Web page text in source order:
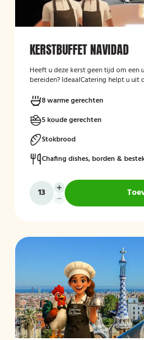
KERSTBUFFET NAVIDAD
Heeft u deze kerst geen tijd om
bereiden? IdeaalCatering helpt u uit
buffetten voor tweede kerstdag (26
december gekoeld bij u bezorgen.
8 warme gerechten
5 koude gerechten
Stokbrood
Chafing dishes, borden &